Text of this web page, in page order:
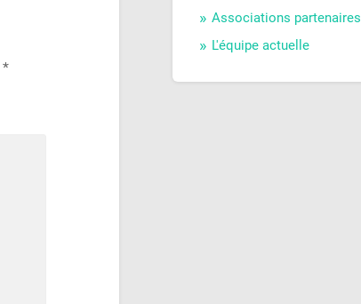
*
Associations partenaires
L'équipe actuelle